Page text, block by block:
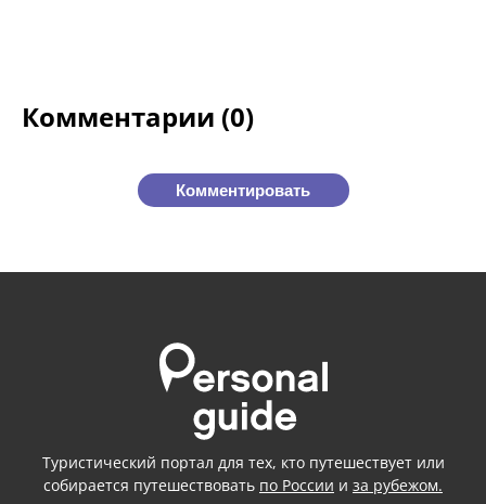
Комментарии (0)
Комментировать
Туристический портал для тех, кто путешествует или
собирается путешествовать по России и за рубежом.